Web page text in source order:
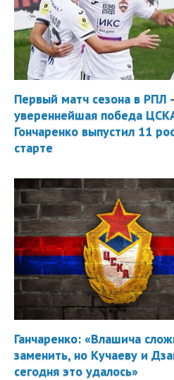
Первый матч сезона в РПЛ
увереннейшая победа
Гончаренко выпустил 11
старте
Ганчаренко: «Влашича
заменить, но Кучаеву и
сегодня это удалось»